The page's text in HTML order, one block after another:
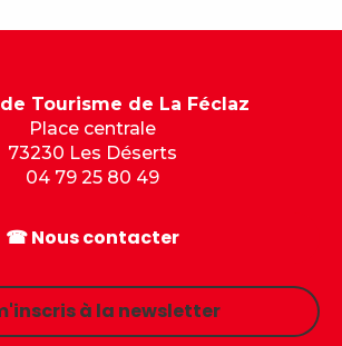
Tourisme de La Féclaz
Place centrale
73230 Les Déserts
04 79 25 80 49
☎ Nous contacter
à la newsletter